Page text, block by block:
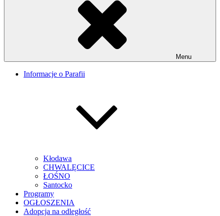
Menu
Informacje o Parafii
Kłodawa
CHWALĘCICE
ŁOŚNO
Santocko
Programy
OGŁOSZENIA
Adopcja na odległość